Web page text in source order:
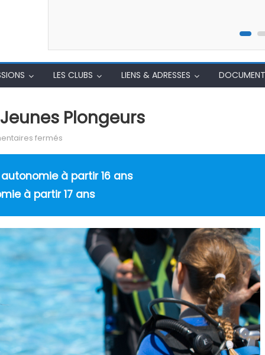
LES CLUBS LIENS & ADRESSES
Plongeurs
fermés
autonomie à partir 16 ans
à partir 17 ans